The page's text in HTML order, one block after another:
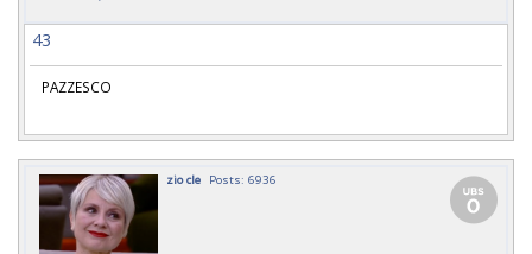
43
PAZZESCO
zio cle Posts: 6936